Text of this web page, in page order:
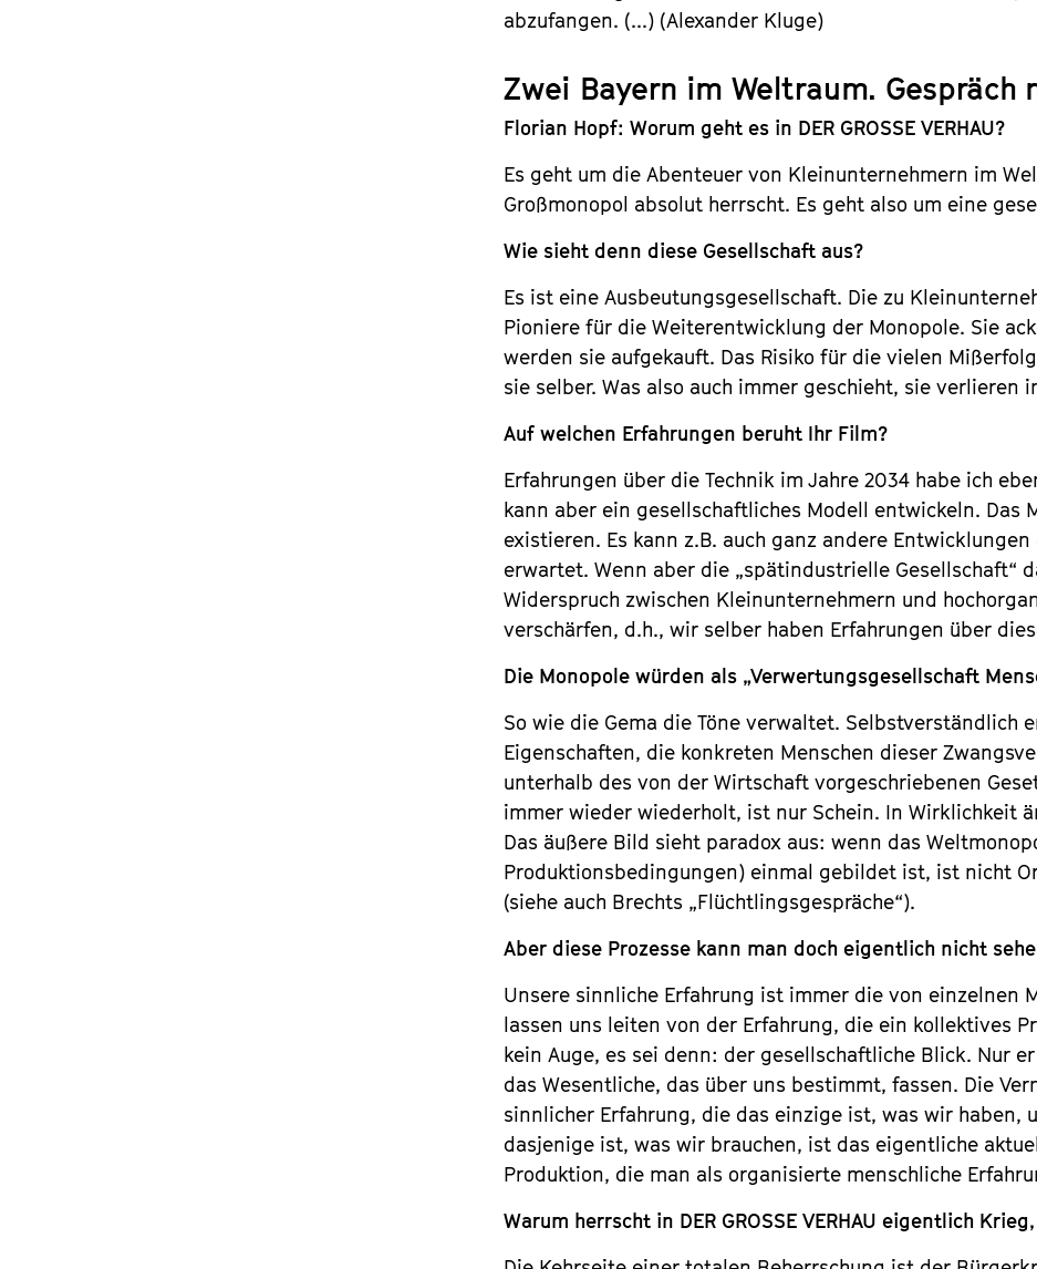
abzufangen. (...) (Alexander Kluge)
Zwei Bayern im Weltraum. Gespräch
Florian Hopf: Worum geht es in DER GROSSE VERHAU?
Es geht um die Abenteuer von Kleinunternehmern im
Großmonopol absolut herrscht. Es geht also um eine
Wie sieht denn diese Gesellschaft aus?
Es ist eine Ausbeutungsgesellschaft. Die zu
Pioniere für die Weiterentwicklung der Monopole. Sie
werden sie aufgekauft. Das Risiko für die vielen
sie selber. Was also auch immer geschieht, sie verlieren
Auf welchen Erfahrungen beruht Ihr Film?
Erfahrungen über die Technik im Jahre 2034 habe ich
kann aber ein gesellschaftliches Modell entwickeln. Das
existieren. Es kann z.B. auch ganz andere Entwicklungen
erwartet. Wenn aber die „spätindustrielle Gesellschaft“
Widerspruch zwischen Kleinunternehmern und
verschärfen, d.h., wir selber haben Erfahrungen über
Die Monopole würden als „Verwertungsgesellschaft
So wie die Gema die Töne verwaltet. Selbstverständlich
Eigenschaften, die konkreten Menschen dieser
unterhalb des von der Wirtschaft vorgeschriebenen
immer wieder wiederholt, ist nur Schein. In Wirklichkeit
Das äußere Bild sieht paradox aus: wenn das
Produktionsbedingungen) einmal gebildet ist, ist nicht
(siehe auch Brechts „Flüchtlingsgespräche“).
Aber diese Prozesse kann man doch eigentlich nicht
Unsere sinnliche Erfahrung ist immer die von einzelnen
lassen uns leiten von der Erfahrung, die ein kollektives
kein Auge, es sei denn: der gesellschaftliche Blick. Nur
das Wesentliche, das über uns bestimmt, fassen. Die
sinnlicher Erfahrung, die das einzige ist, was wir haben,
dasjenige ist, was wir brauchen, ist das eigentliche
Produktion, die man als organisierte menschliche
Warum herrscht in DER GROSSE VERHAU eigentlich